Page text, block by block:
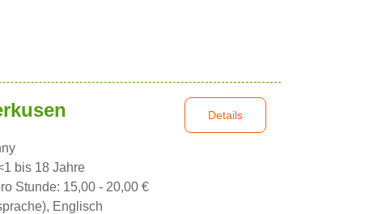
bis 18 Jahre
Stunde: 15,00 - 20,00 €
Englisch
Details